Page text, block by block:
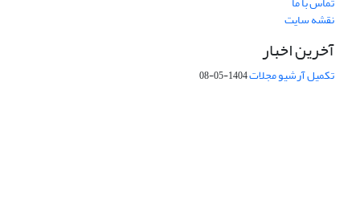
نقشه سایت
آخرین اخبار
تکمیل آرشیو مجلات1404-05-08